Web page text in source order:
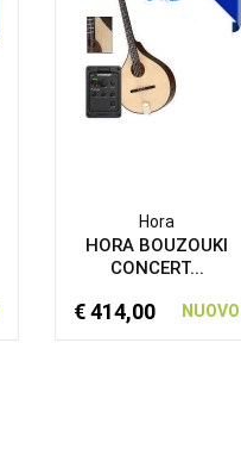
Hora
HORA BOUZOUKI
CONCERT...
€ 414,00 NUOVO